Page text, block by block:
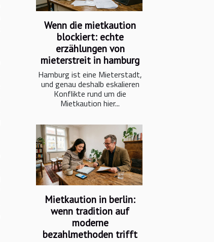
Wenn die mietkaution
blockiert: echte
erzählungen von
mieterstreit in hamburg
Hamburg ist eine Mieterstadt,
und genau deshalb eskalieren
Konflikte rund um die
Mietkaution hier...
Mietkaution in berlin:
wenn tradition auf
moderne
bezahlmethoden trifft